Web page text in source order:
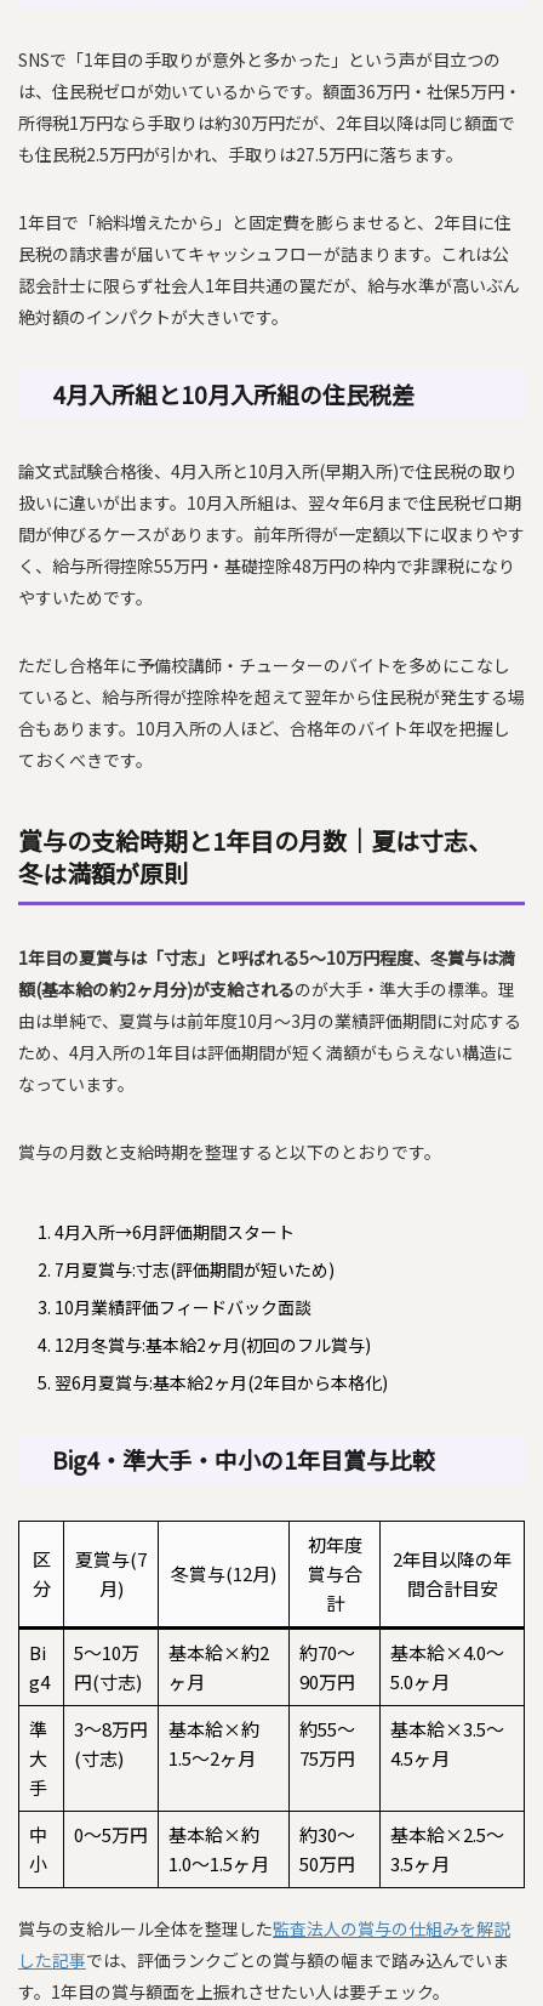
SNSで「1年目の手取りが意外と多かった」という声が目立つの
は、住民税ゼロが効いているからです。額面36万円・社保5万円・
所得税1万円なら手取りは約30万円だが、2年目以降は同じ額面で
も住民税2.5万円が引かれ、手取りは27.5万円に落ちます。
1年目で「給料増えたから」と固定費を膨らませると、2年目に住
民税の請求書が届いてキャッシュフローが詰まります。これは公
認会計士に限らず社会人1年目共通の罠だが、給与水準が高いぶん
絶対額のインパクトが大きいです。
4月入所組と10月入所組の住民税差
論文式試験合格後、4月入所と10月入所(早期入所)で住民税の取り
扱いに違いが出ます。10月入所組は、翌々年6月まで住民税ゼロ期
間が伸びるケースがあります。前年所得が一定額以下に収まりやす
く、給与所得控除55万円・基礎控除48万円の枠内で非課税になり
やすいためです。
ただし合格年に予備校講師・チューターのバイトを多めにこなし
ていると、給与所得が控除枠を超えて翌年から住民税が発生する場
合もあります。10月入所の人ほど、合格年のバイト年収を把握し
ておくべきです。
賞与の支給時期と1年目の月数｜夏は寸志、
冬は満額が原則
1年目の夏賞与は「寸志」と呼ばれる5〜10万円程度、冬賞与は満
額(基本給の約2ヶ月分)が支給されるのが大手・準大手の標準。理
由は単純で、夏賞与は前年度10月〜3月の業績評価期間に対応する
ため、4月入所の1年目は評価期間が短く満額がもらえない構造に
なっています。
賞与の月数と支給時期を整理すると以下のとおりです。
4月入所→6月評価期間スタート
7月夏賞与:寸志(評価期間が短いため)
10月業績評価フィードバック面談
12月冬賞与:基本給2ヶ月(初回のフル賞与)
翌6月夏賞与:基本給2ヶ月(2年目から本格化)
Big4・準大手・中小の1年目賞与比較
区
分
夏賞与(7
月)
冬賞与(12月)
初年度
賞与合
計
2年目以降の年
間合計目安
Bi
g4
5〜10万
円(寸志)
基本給×約2
ヶ月
約70〜
90万円
基本給×4.0〜
5.0ヶ月
準
大
手
3〜8万円
(寸志)
基本給×約
1.5〜2ヶ月
約55〜
75万円
基本給×3.5〜
4.5ヶ月
中
小
0〜5万円
基本給×約
1.0〜1.5ヶ月
約30〜
50万円
基本給×2.5〜
3.5ヶ月
賞与の支給ルール全体を整理した監査法人の賞与の仕組みを解説
した記事では、評価ランクごとの賞与額の幅まで踏み込んでいま
す。1年目の賞与額面を上振れさせたい人は要チェック。